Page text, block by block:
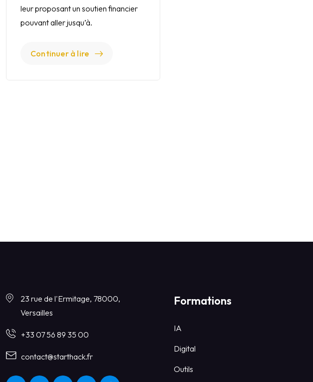
leur proposant un soutien financier
pouvant aller jusqu’à.
Continuer à lire
23 rue de l'Ermitage, 78000,
Versailles
+33 07 56 89 35 00
contact@starthack.fr
Formations
IA
Digital
Outils